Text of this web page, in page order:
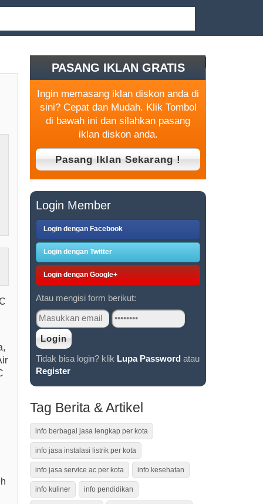
PASANG IKLAN GRATIS
Ingin memasang iklan diskon anda di
sini? Cepat dan Mudah. Klik Tombol
di bawah ini dan silahkan pasang
iklan diskon anda.
Login Member
Login dengan Facebook
Login dengan Twitter
Login dengan Google+
Atau mengisi form berikut:
Tidak bisa login? klik Lupa Password atau
Register
Tag Berita & Artikel
info berbagai jasa lengkap per kota
info jasa instalasi listrik per kota
info jasa service ac per kota info kesehatan
info kuliner info pendidikan